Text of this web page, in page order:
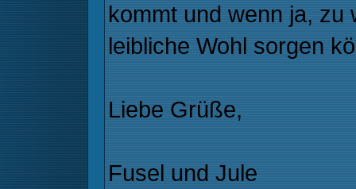
kommt und wenn ja, zu
leibliche Wohl sorgen
Liebe Grüße,
Fusel und Jule